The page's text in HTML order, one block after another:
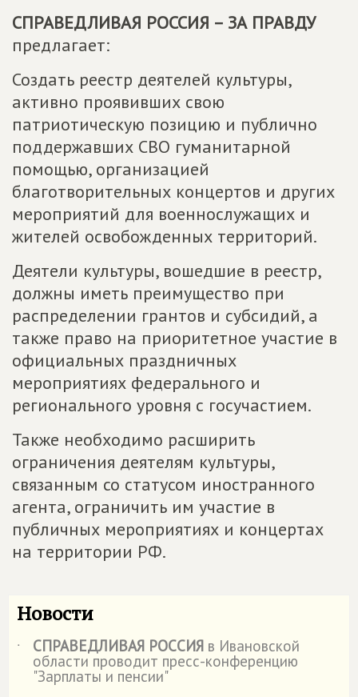
СПРАВЕДЛИВАЯ РОССИЯ – ЗА ПРАВДУ
предлагает:
Создать реестр деятелей культуры,
активно проявивших свою
патриотическую позицию и публично
поддержавших СВО гуманитарной
помощью, организацией
благотворительных концертов и других
мероприятий для военнослужащих и
жителей освобожденных территорий.
Деятели культуры, вошедшие в реестр,
должны иметь преимущество при
распределении грантов и субсидий, а
также право на приоритетное участие в
официальных праздничных
мероприятиях федерального и
регионального уровня с госучастием.
Также необходимо расширить
ограничения деятелям культуры,
связанным со статусом иностранного
агента, ограничить им участие в
публичных мероприятиях и концертах
на территории РФ.
Новости
˙ СПРАВЕДЛИВАЯ РОССИЯ в Ивановской
области проводит пресс-конференцию
"Зарплаты и пенсии"